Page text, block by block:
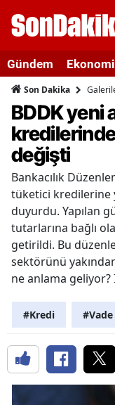
Gündem Ekonomi
Son Dakika
BDDK yeni
kredilerinde
değişti
Bankacılık
tüketici kredilerine
duyurdu. Yapılan
tutarlarına bağlı
getirildi. Bu
sektörünü
ne anlama geliyor?
#Kredi #Vade